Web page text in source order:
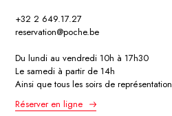
+32 2 649.17.27
reservation@poche.be
Du lundi au vendredi 10h à 17h30
Le samedi à partir de 14h
Ainsi que tous les soirs de représentation
Réserver en ligne